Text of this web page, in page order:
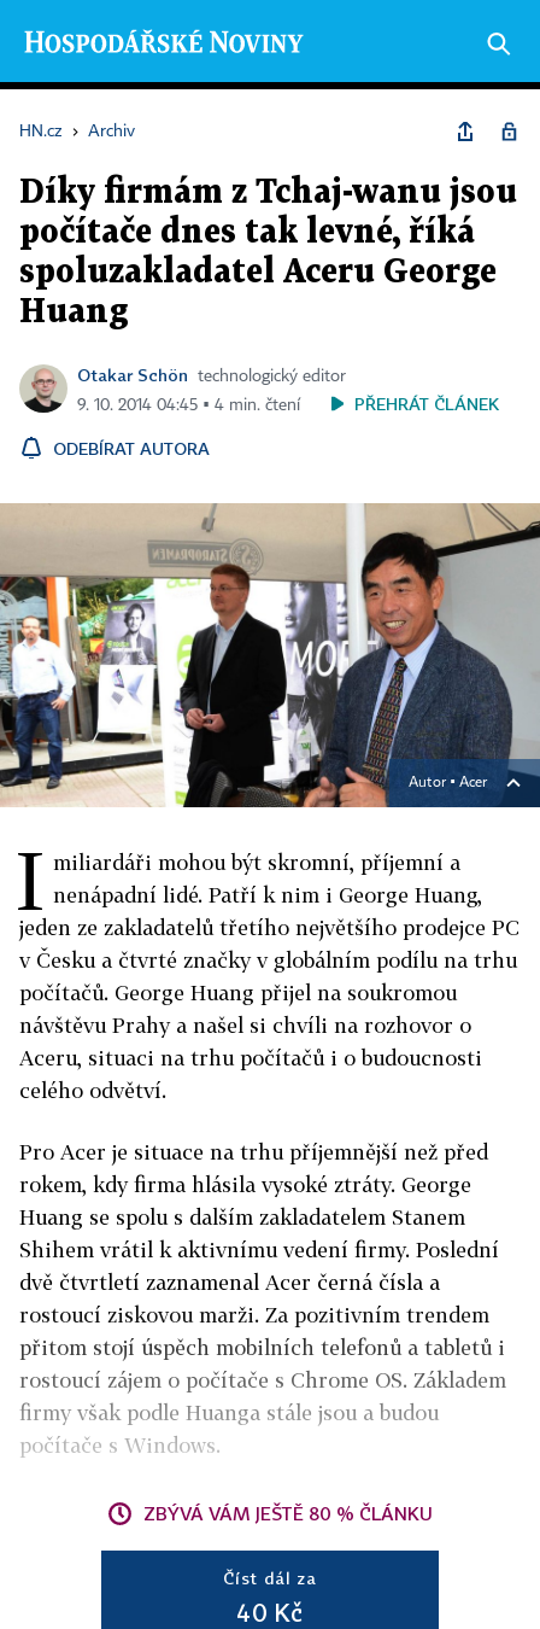
HN.cz › Archiv
Díky firmám z Tchaj-wanu jsou
počítače dnes tak levné, říká
spoluzakladatel Aceru George
Huang
Otakar Schön
technologický editor
9. 10. 2014 04:45 ▪ 4 min. čtení
PŘEHRÁT ČLÁNEK
ODEBÍRAT AUTORA
Autor ▪ Acer
I miliardáři mohou být skromní, příjemní a
nenápadní lidé. Patří k nim i George Huang,
jeden ze zakladatelů třetího největšího prodejce PC
v Česku a čtvrté značky v globálním podílu na trhu
počítačů. George Huang přijel na soukromou
návštěvu Prahy a našel si chvíli na rozhovor o
Aceru, situaci na trhu počítačů i o budoucnosti
celého odvětví.
Pro Acer je situace na trhu příjemnější než před
rokem, kdy firma hlásila vysoké ztráty. George
Huang se spolu s dalším zakladatelem Stanem
Shihem vrátil k aktivnímu vedení firmy. Poslední
dvě čtvrtletí zaznamenal Acer černá čísla a
rostoucí ziskovou marži. Za pozitivním trendem
přitom stojí úspěch mobilních telefonů a tabletů i
rostoucí zájem o počítače s Chrome OS. Základem
firmy však podle Huanga stále jsou a budou
počítače s Windows.
ZBÝVÁ VÁM JEŠTĚ 80 % ČLÁNKU
Číst dál za
40 Kč